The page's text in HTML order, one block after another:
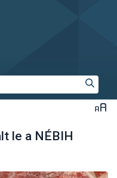
le a NÉBIH